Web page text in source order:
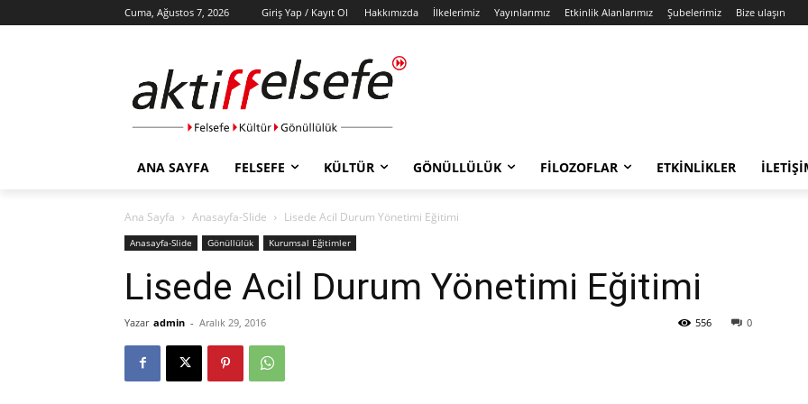
Cuma, Ağustos 7, 2026 Giriş Yap / Kayıt Ol Hakkımızda İlkelerimiz Yayınlarımız Etkinlik Alanlarımız Şubelerimiz Bize ulaşın
ANA SAYFA FELSEFE KÜLTÜR GÖNÜLLÜLÜK FILOZOFLAR ETKINLIKLER
Ana Sayfa Anasayfa-Slide Lisede Acil Durum Yönetimi Eğitimi
Anasayfa-Slide Gönüllülük Kurumsal Eğitimler
Lisede Acil Durum Yönetimi Eğitimi
Yazar admin - Aralık 29, 2016 0
556